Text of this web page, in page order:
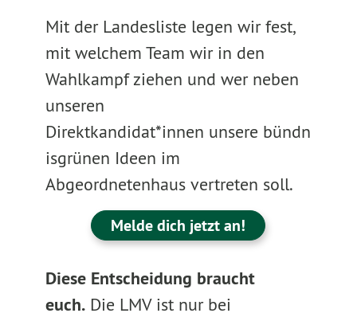
Mit der Landesliste legen wir fest,
mit welchem Team wir in den
Wahlkampf ziehen und wer neben
unseren
Direktkandidat*innen unsere bündn
isgrünen Ideen im
Abgeordnetenhaus vertreten soll.
Melde dich jetzt an!
Diese Entscheidung braucht
euch.Die LMV ist nur bei